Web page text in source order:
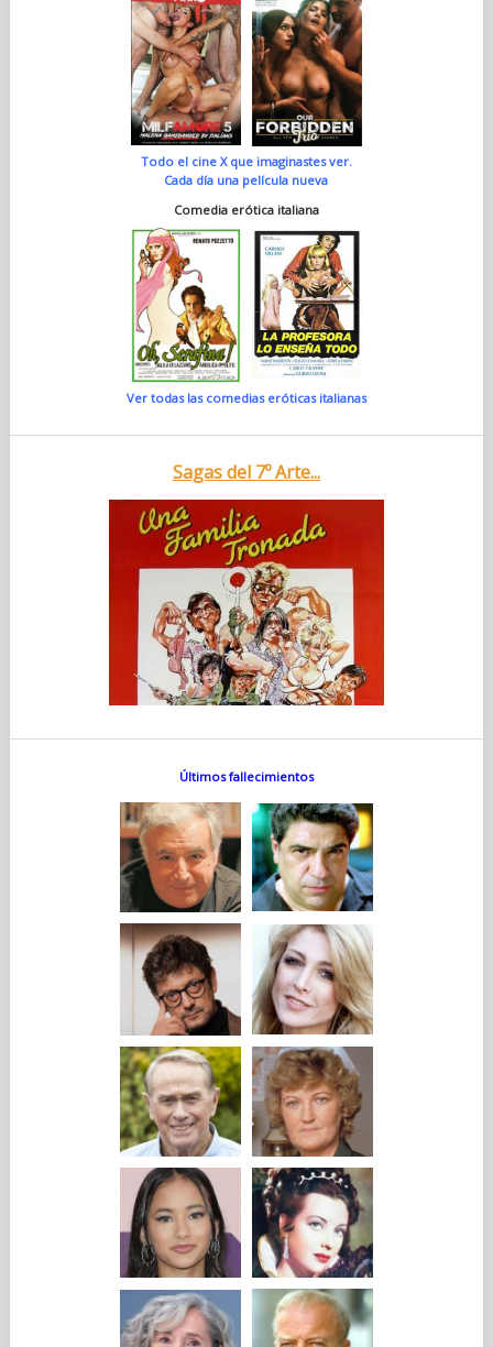
Todo el cine X que imaginastes ver.
Cada día una película nueva
Comedia erótica italiana
Ver todas las comedias eróticas italianas
Sagas del 7º Arte...
Últimos fallecimientos